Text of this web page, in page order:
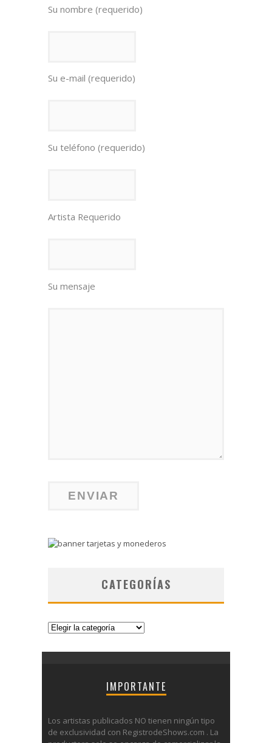
Su nombre (requerido)
Su e-mail (requerido)
Su teléfono (requerido)
Artista Requerido
Su mensaje
CATEGORÍAS
Categorías
IMPORTANTE
Los artistas publicados NO tienen ningún tipo
de exclusividad con RegistrodeShows.com . La